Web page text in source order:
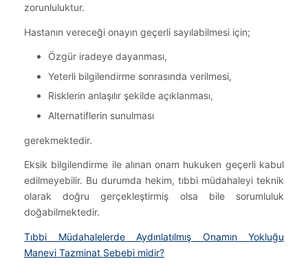
zorunluluktur.
Hastanın vereceği onayın geçerli sayılabilmesi için;
Özgür iradeye dayanması,
Yeterli bilgilendirme sonrasında verilmesi,
Risklerin anlaşılır şekilde açıklanması,
Alternatiflerin sunulması
gerekmektedir.
Eksik bilgilendirme ile alınan onam hukuken geçerli kabul
edilmeyebilir. Bu durumda hekim, tıbbi müdahaleyi teknik
olarak doğru gerçekleştirmiş olsa bile sorumluluk
doğabilmektedir.
Tıbbi Müdahalelerde Aydınlatılmış Onamın Yokluğu
Manevi Tazminat Sebebi midir?